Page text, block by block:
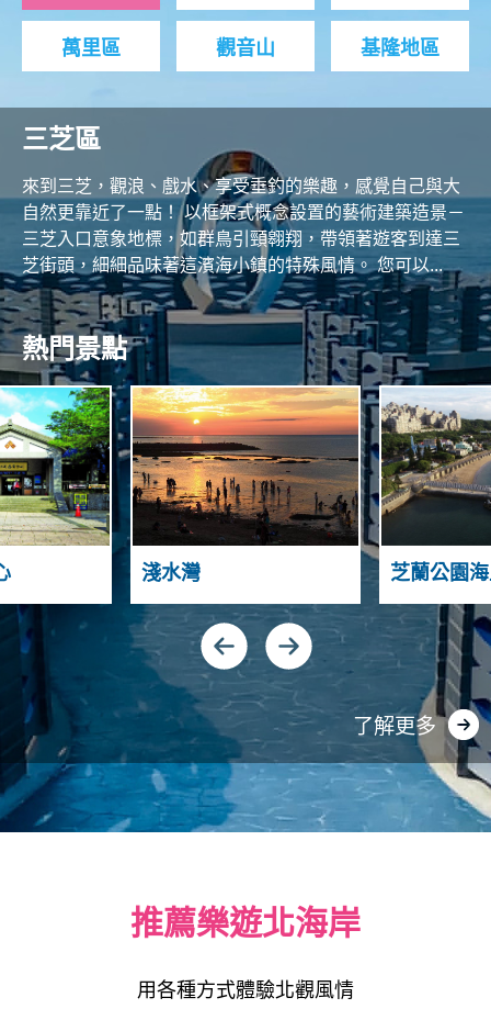
N O R
T
H
C
O
A
N
G
U
H
A
N
N
S
A
萬里區 觀音山 基隆地區
三芝區
來到三芝，觀浪、戲水、享受垂釣的樂趣，感覺自己與大
自然更靠近了一點！ 以框架式概念設置的藝術建築造景－
三芝入口意象地標，如群鳥引頸翱翔，帶領著遊客到達三
芝街頭，細細品味著這濱海小鎮的特殊風情。 您可以...
熱門景點
淺水灣 芝蘭公園
了解更多
推薦樂遊北海岸
用各種方式體驗北觀風情